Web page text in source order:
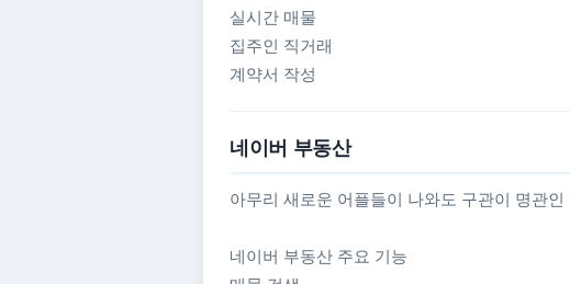
실시간 매물
집주인 직거래
계약서 작성
네이버 부동산
아무리 새로운 어플들이 나와도 구관이 명관
네이버 부동산 주요 기능